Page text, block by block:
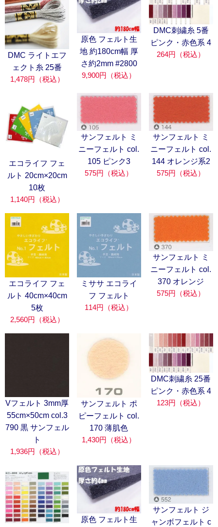
DMC ライトエフ
ェクト糸 25番
1,478円（税込）
原色 フェルト生
地 約180cm幅 厚
さ約2mm #2800
9,900円（税込）
DMC刺繍糸 5番
ピンク・赤色系 4
264円（税込）
エコライフ フェ
ルト 20cm×20cm
10枚
1,140円（税込）
サンフェルト ミ
ニーフェルト col.
105 ピンク3
575円（税込）
サンフェルト ミ
ニーフェルト col.
144 オレンジ系2
575円（税込）
エコライフ フェ
ルト 40cm×40cm
5枚
2,560円（税込）
ミササ エコライ
フ フェルト
114円（税込）
サンフェルト ミ
ニーフェルト col.
370 オレンジ
575円（税込）
Vフェルト 3mm厚
55cm×50cm col.3
790 黒 サンフェル
ト
1,936円（税込）
サンフェルト ポ
ピーフェルト col.
170 薄肌色
1,430円（税込）
DMC刺繍糸 25番
ピンク・赤色系 4
123円（税込）
原色 フェルト生
サンフェルト ジ
ャンボフェルト c